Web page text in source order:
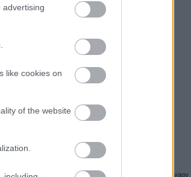
advertising
like cookies on
of the website
Én naív, azt hittem, hogy a
,